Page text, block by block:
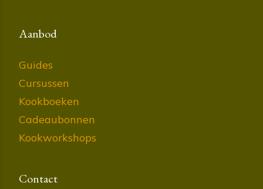
Aanbod
Guides
Cursussen
Kookboeken
Cadeaubonnen
Kookworkshops
Contact